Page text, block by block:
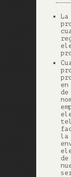
la